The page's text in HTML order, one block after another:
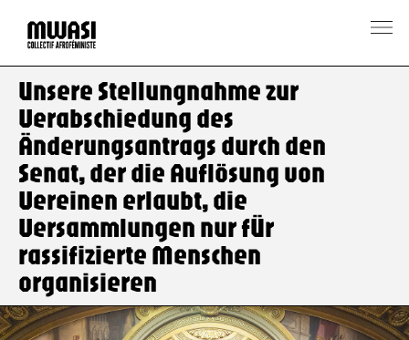
Unsere Stellungnahme zur
Verabschiedung des
Änderungsantrags durch den
Senat, der die Auflösung von
Vereinen erlaubt, die
Versammlungen nur für
rassifizierte Menschen
organisieren